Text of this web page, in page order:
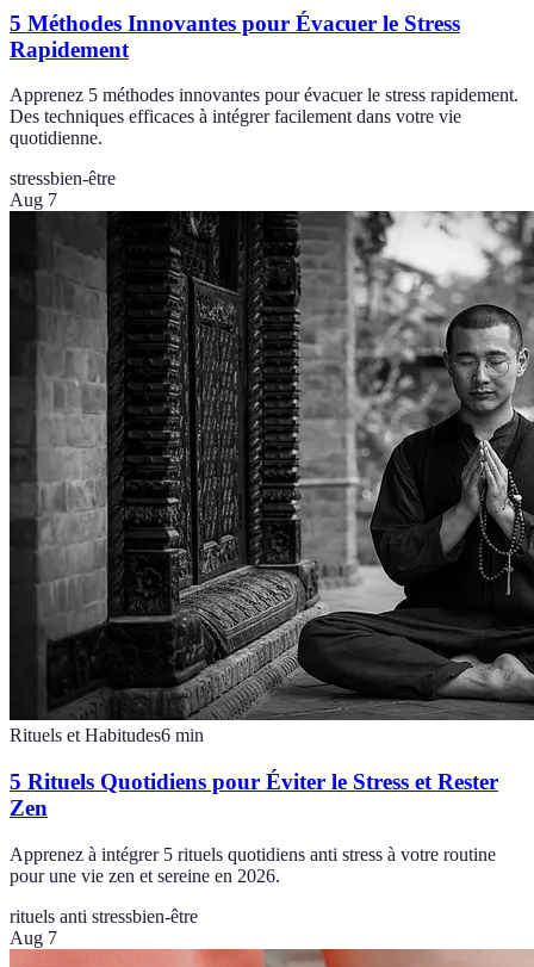
5 Méthodes Innovantes pour Évacuer le Stress
Rapidement
Apprenez 5 méthodes innovantes pour évacuer le stress rapidement.
Des techniques efficaces à intégrer facilement dans votre vie
quotidienne.
stressbien-être
Aug 7
Rituels et Habitudes6 min
5 Rituels Quotidiens pour Éviter le Stress et Rester
Zen
Apprenez à intégrer 5 rituels quotidiens anti stress à votre routine
pour une vie zen et sereine en 2026.
rituels anti stressbien-être
Aug 7